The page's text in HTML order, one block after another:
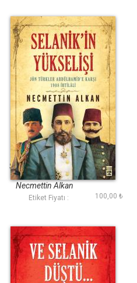
Selanikin Yükselişi
Necmettin Alkan
Etiket Fiyatı : 100,00 ₺